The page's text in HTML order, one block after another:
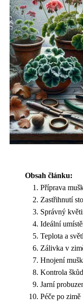
Obsah článku:
Příprava
Zastřihnutí
Správný
Ideální
Teplota a
Zálivka v
Hnojení
Kontrola
Jarní
Péče po zimě